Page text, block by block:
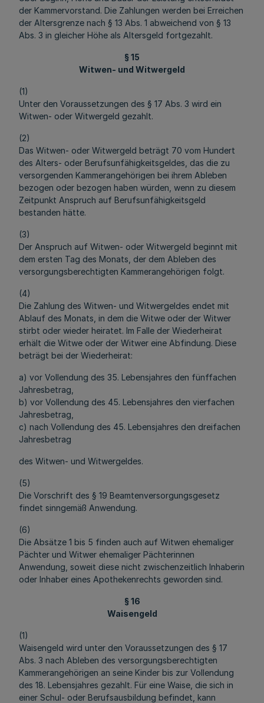
der Kammervorstand. Die Zahlungen werden bei Erreichen
der Altersgrenze nach § 13 Abs. 1 abweichend von § 13
Abs. 3 in gleicher Höhe als Altersgeld fortgezahlt.
§ 15
Witwen- und Witwergeld
(1)
Unter den Voraussetzungen des § 17 Abs. 3 wird ein
Witwen- oder Witwergeld gezahlt.
(2)
Das Witwen- oder Witwergeld beträgt 70 vom Hundert
des Alters- oder Berufsunfähigkeitsgeldes, das die zu
versorgenden Kammerangehörigen bei ihrem Ableben
bezogen oder bezogen haben würden, wenn zu diesem
Zeitpunkt Anspruch auf Berufsunfähigkeitsgeld
bestanden hätte.
(3)
Der Anspruch auf Witwen- oder Witwergeld beginnt mit
dem ersten Tag des Monats, der dem Ableben des
versorgungsberechtigten Kammerangehörigen folgt.
(4)
Die Zahlung des Witwen- und Witwergeldes endet mit
Ablauf des Monats, in dem die Witwe oder der Witwer
stirbt oder wieder heiratet. Im Falle der Wiederheirat
erhält die Witwe oder der Witwer eine Abfindung. Diese
beträgt bei der Wiederheirat:
a) vor Vollendung des 35. Lebensjahres den fünffachen
Jahresbetrag,
b) vor Vollendung des 45. Lebensjahres den vierfachen
Jahresbetrag,
c) nach Vollendung des 45. Lebensjahres den dreifachen
Jahresbetrag
des Witwen- und Witwergeldes.
(5)
Die Vorschrift des § 19 Beamtenversorgungsgesetz
findet sinngemäß Anwendung.
(6)
Die Absätze 1 bis 5 finden auch auf Witwen ehemaliger
Pächter und Witwer ehemaliger Pächterinnen
Anwendung, soweit diese nicht zwischenzeitlich Inhaberin
oder Inhaber eines Apothekenrechts geworden sind.
§ 16
Waisengeld
(1)
Waisengeld wird unter den Voraussetzungen des § 17
Abs. 3 nach Ableben des versorgungsberechtigten
Kammerangehörigen an seine Kinder bis zur Vollendung
des 18. Lebensjahres gezahlt. Für eine Waise, die sich in
einer Schul- oder Berufsausbildung befindet, kann